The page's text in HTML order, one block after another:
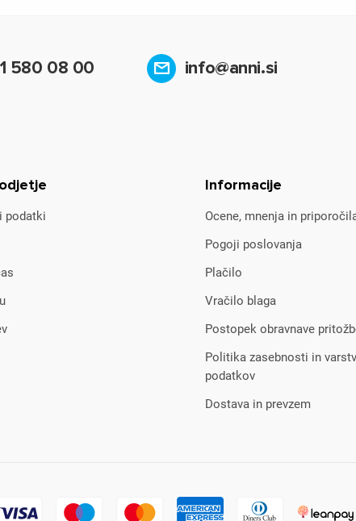
580 08 00 info@anni.si
podatki
Informacije
Ocene, mnenja in
Pogoji poslovanja
Plačilo
Vračilo blaga
Postopek obravnave
Politika zasebnosti in
podatkov
Dostava in prevzem